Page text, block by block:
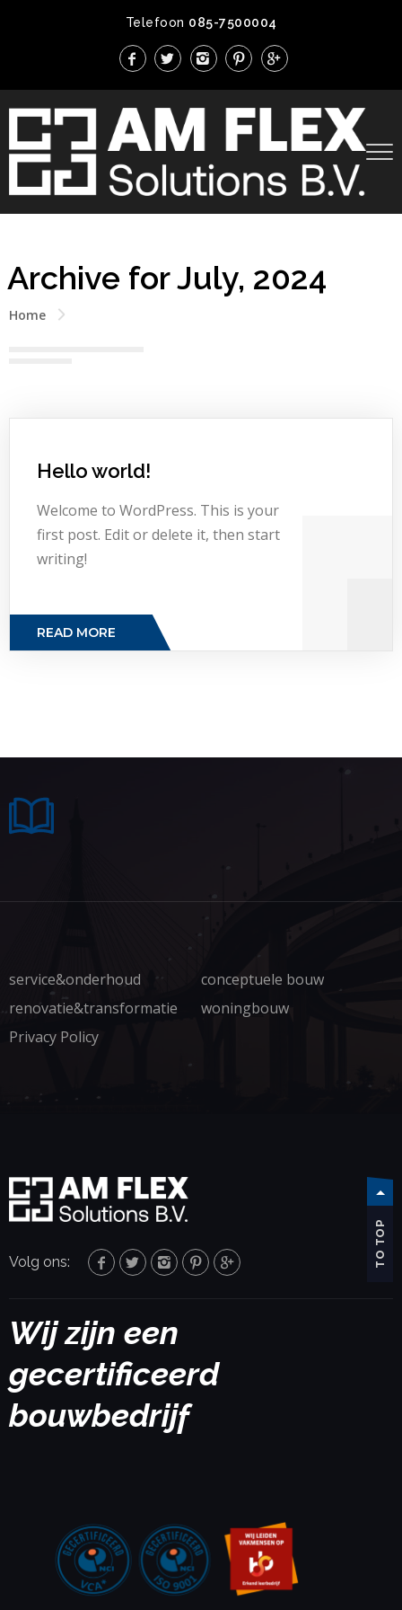
Telefoon 085-7500004
Archive for July, 2024
Home
Hello world!
Welcome to WordPress. This is your
first post. Edit or delete it, then start
writing!
READ MORE
service&onderhoud
conceptuele bouw
renovatie&transformatie
woningbouw
Privacy Policy
TO TOP
Volg ons:
Wij zijn een
gecertificeerd
bouwbedrijf